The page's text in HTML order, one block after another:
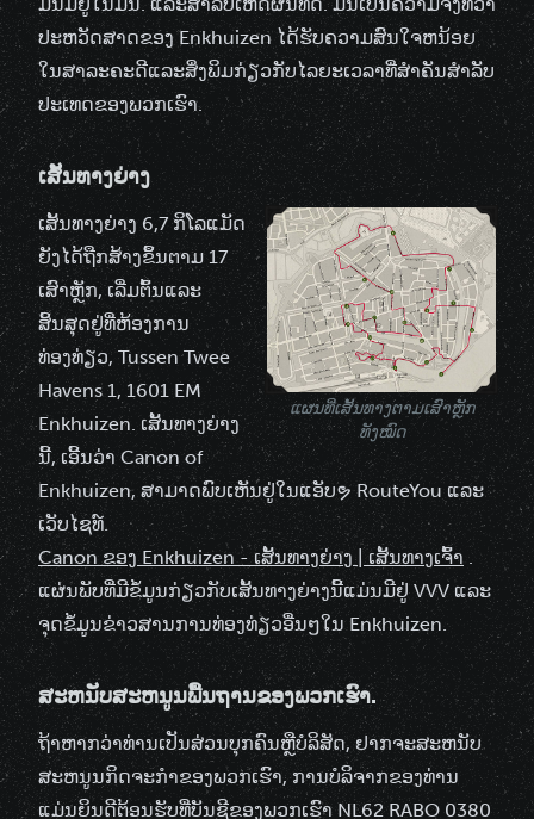
ປະຫວັດສາດຂອງ Enkhuizen ໄດ້ຮັບຄວາມສົນໃຈຫນ້ອຍ
ໃນສາລະຄະດີແລະສິ່ງພິມກ່ຽວກັບໄລຍະເວລາທີ່ສໍາຄັນສໍາລັບ
ປະເທດຂອງພວກເຮົາ.
ເສັ້ນທາງຍ່າງ
ແຜນທີ່ເສັ້ນທາງຕາມເສົາຫຼັກ
ທັງໝົດ
ເສັ້ນທາງຍ່າງ 6,7 ກິໂລແມັດ
ຍັງໄດ້ຖືກສ້າງຂຶ້ນຕາມ 17
ເສົາຫຼັກ, ເລີ່ມຕົ້ນແລະ
ສິ້ນສຸດຢູ່ທີ່ຫ້ອງການ
ທ່ອງທ່ຽວ, Tussen Twee
Havens 1, 1601 EM
Enkhuizen. ເສັ້ນທາງຍ່າງ
ນີ້, ເອີ້ນວ່າ Canon of
Enkhuizen, ສາມາດພົບເຫັນຢູ່ໃນແອັບຯ RouteYou ແລະ
ເວັບໄຊທ໌.
Canon ຂອງ Enkhuizen - ເສັ້ນທາງຍ່າງ | ເສັ້ນທາງເຈົ້າ .
ແຜ່ນພັບທີ່ມີຂໍ້ມູນກ່ຽວກັບເສັ້ນທາງຍ່າງນີ້ແມ່ນມີຢູ່ VVV ແລະ
ຈຸດຂໍ້ມູນຂ່າວສານການທ່ອງທ່ຽວອື່ນໆໃນ Enkhuizen.
ສະຫນັບສະຫນູນພື້ນຖານຂອງພວກເຮົາ.
ຖ້າ​ຫາກ​ວ່າ​ທ່ານ​ເປັນ​ສ່ວນ​ບຸກ​ຄົນ​ຫຼື​ບໍ​ລິ​ສັດ​, ຢາກ​ຈະ​ສະ​ຫນັບ​
ສະ​ຫນູນ​ກິດ​ຈະ​ກໍາ​ຂອງ​ພວກ​ເຮົາ​, ການ​ບໍ​ລິ​ຈາກ​ຂອງ​ທ່ານ​
ແມ່ນ​ຍິນ​ດີ​ຕ້ອນ​ຮັບ​ທີ່​ບັນ​ຊີ​ຂອງ​ພວກ​ເຮົາ NL62 RABO 0380